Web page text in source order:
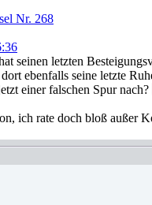
Nr. 268
seinen letzten
ebenfalls seine letzte
einer falschen Spur nach?
ich rate doch bloß außer